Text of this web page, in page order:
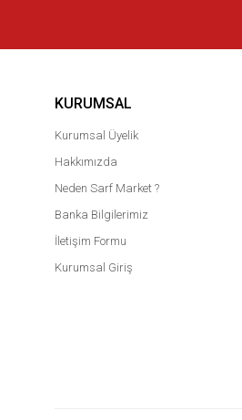
KURUMSAL
Kurumsal Üyelik
Hakkımızda
Neden Sarf Market ?
Banka Bilgilerimiz
İletişim Formu
Kurumsal Giriş